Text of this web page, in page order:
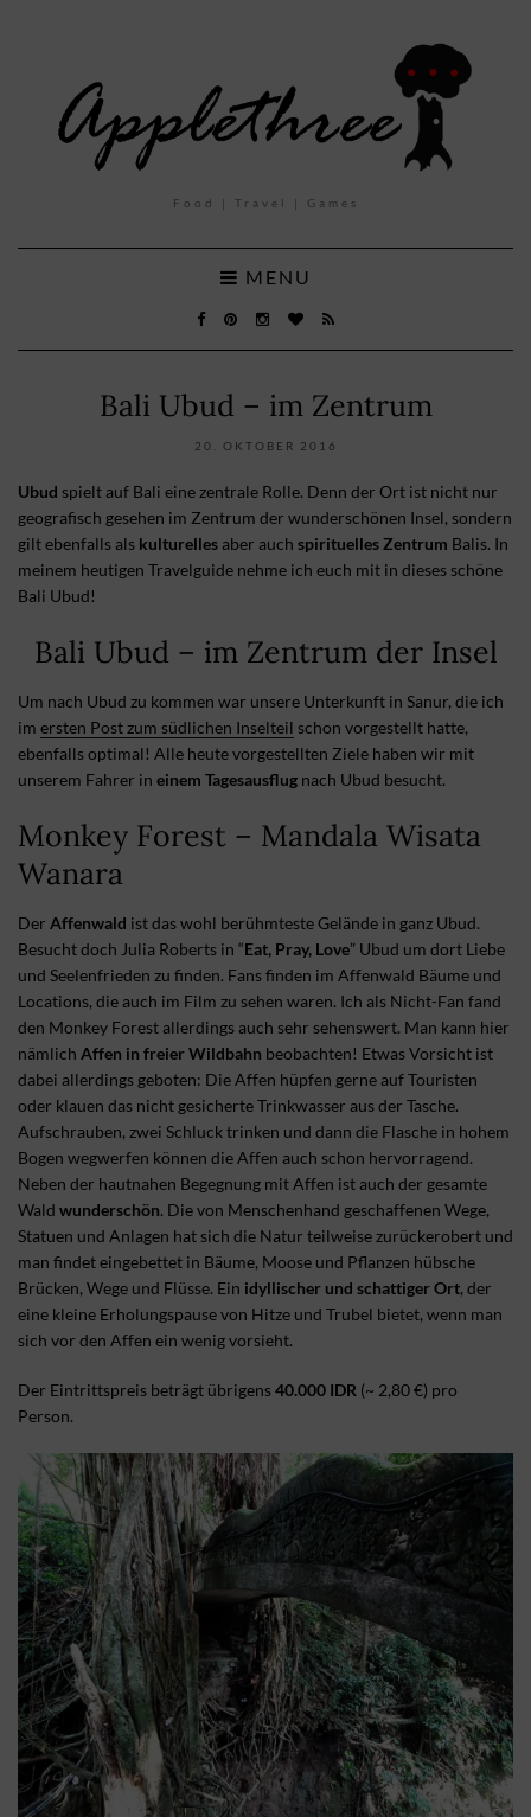
Food | Travel | Games
MENU
Bali Ubud – im Zentrum
20. OKTOBER 2016
Ubud spielt auf Bali eine zentrale Rolle. Denn der Ort ist nicht nur
geografisch gesehen im Zentrum der wunderschönen Insel, sondern
gilt ebenfalls als kulturelles aber auch spirituelles Zentrum Balis. In
meinem heutigen Travelguide nehme ich euch mit in dieses schöne
Bali Ubud!
Bali Ubud – im Zentrum der Insel
Um nach Ubud zu kommen war unsere Unterkunft in Sanur, die ich
im ersten Post zum südlichen Inselteil schon vorgestellt hatte,
ebenfalls optimal! Alle heute vorgestellten Ziele haben wir mit
unserem Fahrer in einem Tagesausflug nach Ubud besucht.
Monkey Forest – Mandala Wisata
Wanara
Der Affenwald ist das wohl berühmteste Gelände in ganz Ubud.
Besucht doch Julia Roberts in “Eat, Pray, Love” Ubud um dort Liebe
und Seelenfrieden zu finden. Fans finden im Affenwald Bäume und
Locations, die auch im Film zu sehen waren. Ich als Nicht-Fan fand
den Monkey Forest allerdings auch sehr sehenswert. Man kann hier
nämlich Affen in freier Wildbahn beobachten! Etwas Vorsicht ist
dabei allerdings geboten: Die Affen hüpfen gerne auf Touristen
oder klauen das nicht gesicherte Trinkwasser aus der Tasche.
Aufschrauben, zwei Schluck trinken und dann die Flasche in hohem
Bogen wegwerfen können die Affen auch schon hervorragend.
Neben der hautnahen Begegnung mit Affen ist auch der gesamte
Wald wunderschön. Die von Menschenhand geschaffenen Wege,
Statuen und Anlagen hat sich die Natur teilweise zurückerobert und
man findet eingebettet in Bäume, Moose und Pflanzen hübsche
Brücken, Wege und Flüsse. Ein idyllischer und schattiger Ort, der
eine kleine Erholungspause von Hitze und Trubel bietet, wenn man
sich vor den Affen ein wenig vorsieht.
Der Eintrittspreis beträgt übrigens40.000 IDR (~ 2,80 €) pro
Person.